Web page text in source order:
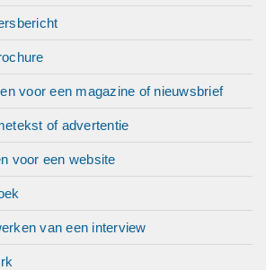
voor een magazine of nieuwsbrief
of advertentie
voor een website
van een interview